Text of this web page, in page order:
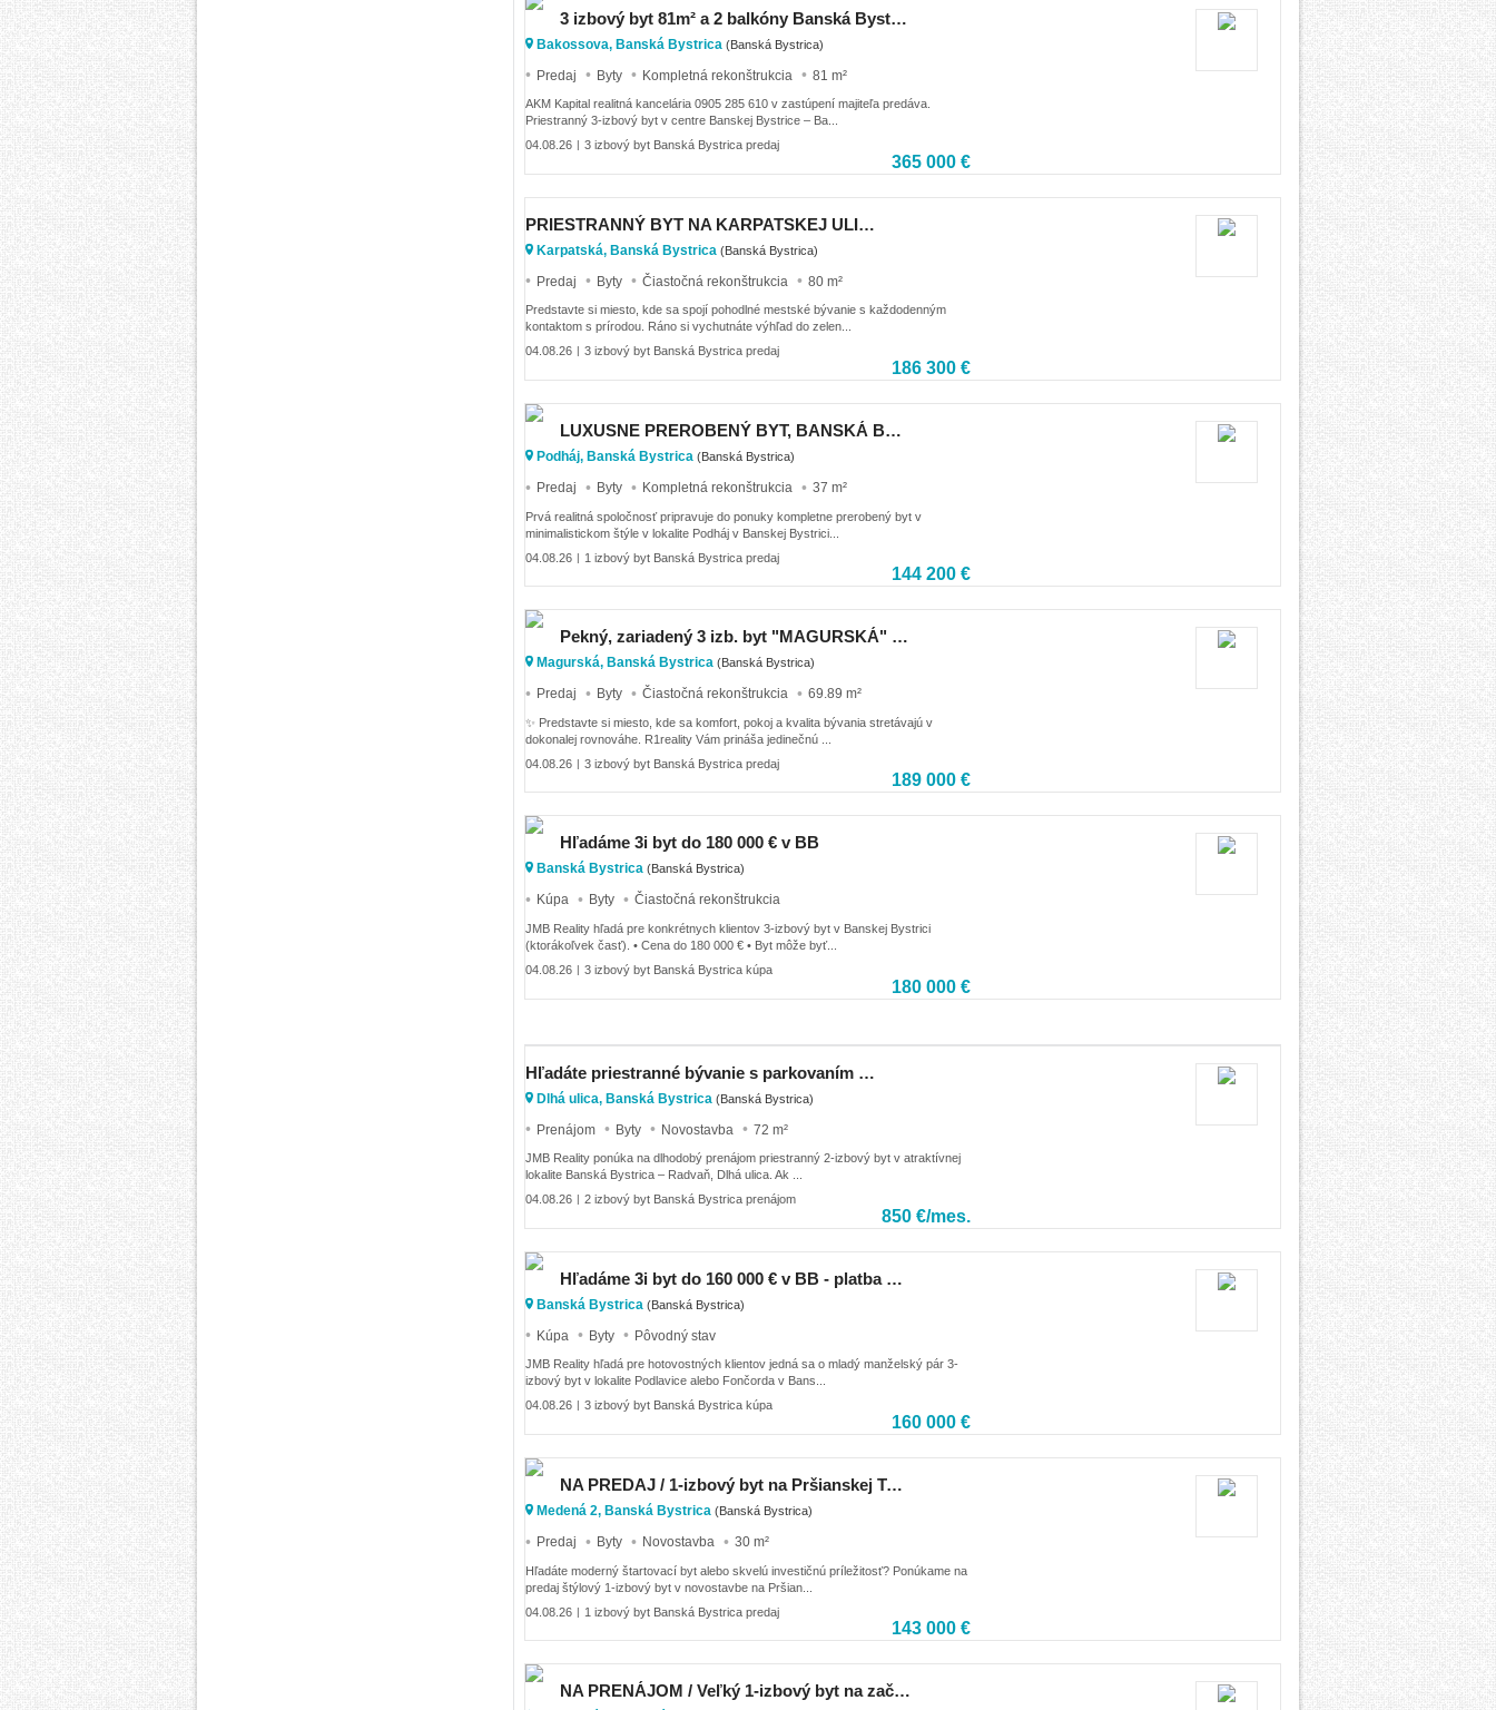
3 izbový byt 81m² a 2 balkóny Banská Bystrica Centrum Na predaj
Bakossova, Banská Bystrica (Banská Bystrica)
Predaj Byty Kompletná rekonštrukcia 81 m²
AKM Kapital realitná kancelária 0905 285 610 v zastúpení majiteľa predáva.
Priestranný 3-izbový byt v centre Banskej Bystrice – Ba...
04.08.26 | 3 izbový byt Banská Bystrica predaj
365 000 €
PRIESTRANNÝ BYT NA KARPATSKEJ ULICI, 80M2, SÁSOVÁ
Karpatská, Banská Bystrica (Banská Bystrica)
Predaj Byty Čiastočná rekonštrukcia 80 m²
Predstavte si miesto, kde sa spojí pohodlné mestské bývanie s každodenným
kontaktom s prírodou. Ráno si vychutnáte výhľad do zelen...
04.08.26
3 izbový byt Banská Bystrica predaj
186 300 €
LUXUSNE PREROBENÝ BYT, BANSKÁ BYSTRICA, 37M2
Podháj, Banská Bystrica (Banská Bystrica)
Predaj Byty Kompletná rekonštrukcia 37 m²
Prvá realitná spoločnosť pripravuje do ponuky kompletne prerobený byt v
minimalistickom štýle v lokalite Podháj v Banskej Bystrici...
04.08.26 | 1 izbový byt Banská Bystrica predaj
144 200 €
Pekný, zariadený 3 izb. byt "MAGURSKÁ" / Banská Bystrica
Magurská, Banská Bystrica (Banská Bystrica)
Predaj Byty Čiastočná rekonštrukcia 69.89 m²
✨ Predstavte si miesto, kde sa komfort, pokoj a kvalita bývania stretávajú v
dokonalej rovnováhe. R1reality Vám prináša jedinečnú ...
04.08.26 | 3 izbový byt Banská Bystrica predaj
189 000 €
Hľadáme 3i byt do 180 000 € v BB
Banská Bystrica (Banská Bystrica)
Kúpa Byty Čiastočná rekonštrukcia
JMB Reality hľadá pre konkrétnych klientov 3-izbový byt v Banskej Bystrici
(ktorákoľvek časť). • Cena do 180 000 € • Byt môže byť...
04.08.26 | 3 izbový byt Banská Bystrica kúpa
180 000 €
Hľadáte priestranné bývanie s parkovaním v Banskej Bystrici?
Dlhá ulica, Banská Bystrica (Banská Bystrica)
Prenájom Byty Novostavba 72 m²
JMB Reality ponúka na dlhodobý prenájom priestranný 2-izbový byt v atraktívnej
lokalite Banská Bystrica – Radvaň, Dlhá ulica. Ak ...
04.08.26 | 2 izbový byt Banská Bystrica prenájom
850 €/mes.
Hľadáme 3i byt do 160 000 € v BB - platba v hotovosti
Banská Bystrica (Banská Bystrica)
Kúpa Byty Pôvodný stav
JMB Reality hľadá pre hotovostných klientov jedná sa o mladý manželský pár 3-
izbový byt v lokalite Podlavice alebo Fončorda v Bans...
04.08.26
3 izbový byt Banská Bystrica kúpa
160 000 €
NA PREDAJ / 1-izbový byt na Pršianskej Terase
Medená 2, Banská Bystrica (Banská Bystrica)
Predaj Byty Novostavba 30 m²
Hľadáte moderný štartovací byt alebo skvelú investičnú príležitosť? Ponúkame na
predaj štýlový 1-izbový byt v novostavbe na Pršian...
04.08.26 | 1 izbový byt Banská Bystrica predaj
143 000 €
NA PRENÁJOM / Veľký 1-izbový byt na začiatku Tatranskej